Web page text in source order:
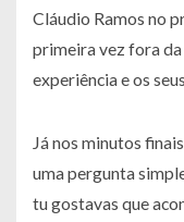
Cláudio Ramos no
primeira vez fora
experiência e os
Já nos minutos
uma pergunta
tu gostavas que